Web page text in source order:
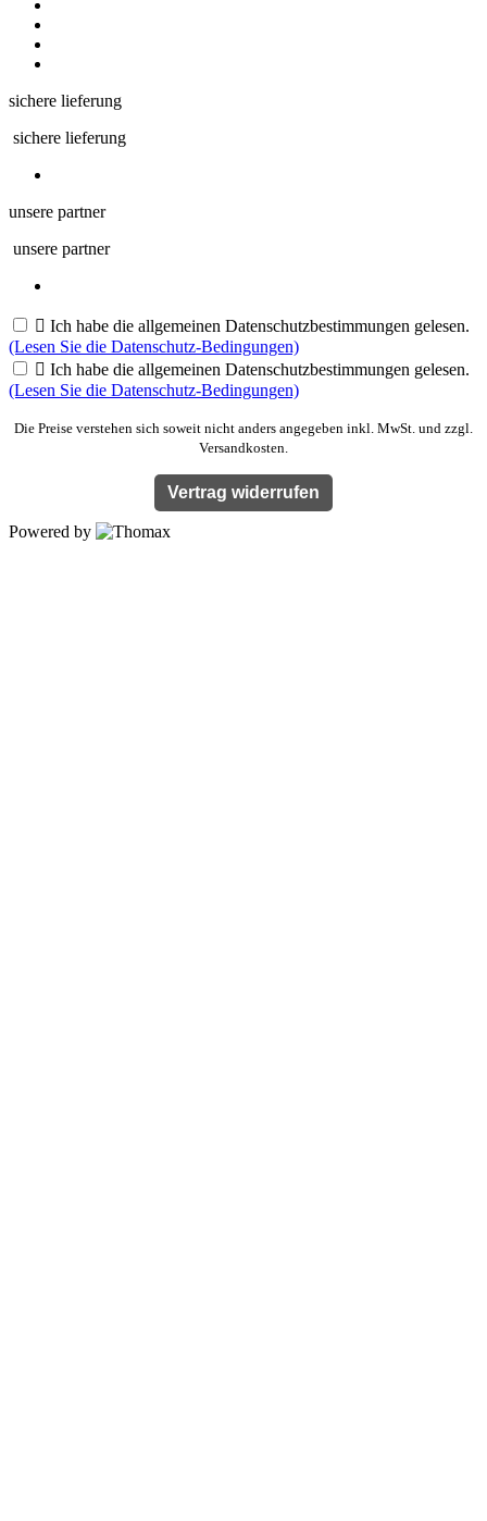
sichere lieferung
sichere lieferung
unsere partner
unsere partner
 Ich habe die allgemeinen Datenschutzbestimmungen gelesen.
(Lesen Sie die Datenschutz-Bedingungen)
 Ich habe die allgemeinen Datenschutzbestimmungen gelesen.
(Lesen Sie die Datenschutz-Bedingungen)
Die Preise verstehen sich soweit nicht anders angegeben inkl. MwSt. und zzgl.
Versandkosten.
Vertrag widerrufen
Powered by